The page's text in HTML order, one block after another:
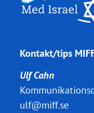
Kontakt/tips
Ulf Cahn
ulf@miff.se